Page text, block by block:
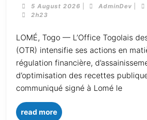
5 August 2026 AdminDev
2h23
LOMÉ, Togo — L’Office Togolais des Recettes
(OTR) intensifie ses actions en
régulation financière,
d’optimisation des recettes
communiqué signé à Lomé le
read more